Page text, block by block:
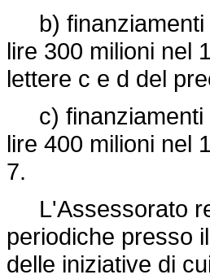
b) finanziamenti
lire 300 milioni nel
lettere c e d del
c) finanziamenti
lire 400 milioni nel
7.
L'Assessorato
periodiche presso
delle iniziative di